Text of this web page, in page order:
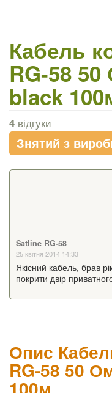
Кабель
RG-58
black
4 відгуки
Знятий з
Satline RG-58
25 квітня 2014 14:33
Якісний кабель, брав
покрити двір
Опис
RG-58 50